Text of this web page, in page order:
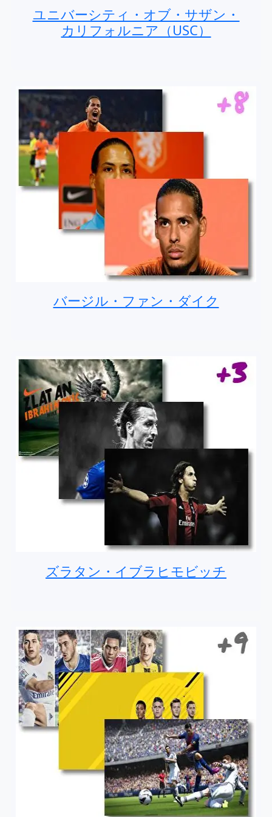
ユニバーシティ・オブ・サザン・
カリフォルニア（USC）
バージル・ファン・ダイク
ズラタン・イブラヒモビッチ